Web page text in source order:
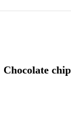
Chocolate